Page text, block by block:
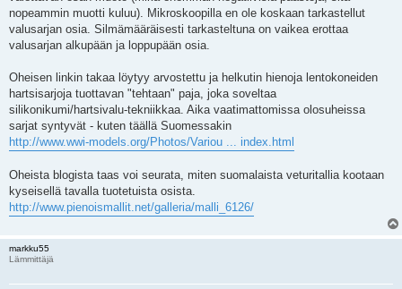
nopeammin muotti kuluu). Mikroskoopilla en ole koskaan tarkastellut
valusarjan osia. Silmämääräisesti tarkasteltuna on vaikea erottaa
valusarjan alkupään ja loppupään osia.
Oheisen linkin takaa löytyy arvostettu ja helkutin hienoja lentokoneiden
hartsisarjoja tuottavan "tehtaan" paja, joka soveltaa
silikonikumi/hartsivalu-tekniikkaa. Aika vaatimattomissa olosuheissa
sarjat syntyvät - kuten täällä Suomessakin
http://www.wwi-models.org/Photos/Variou ... index.html
Oheista blogista taas voi seurata, miten suomalaista veturitallia kootaan
kyseisellä tavalla tuotetuista osista.
http://www.pienoismallit.net/galleria/malli_6126/
markku55
Lämmittäjä